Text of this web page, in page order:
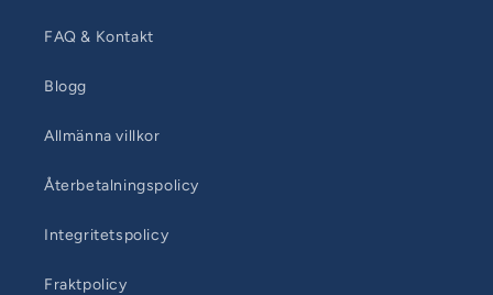
FAQ & Kontakt
Blogg
Allmänna villkor
Återbetalningspolicy
Integritetspolicy
Fraktpolicy